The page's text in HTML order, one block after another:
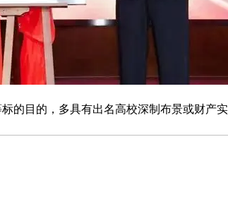
目的，多具有出名高校深制布景或财产